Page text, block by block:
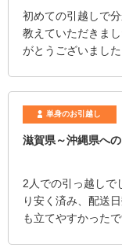
初めての引越しで
教えていただきま
がとうございました
単身のお引越し
滋賀県～沖縄県へ
2人での引っ越しで
り安く済み、配送
も立てやすかったで